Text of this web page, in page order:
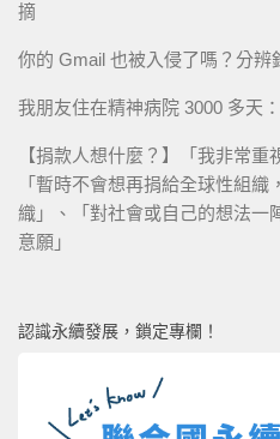
摘
你的 Gmail 也被入侵了嗎？分辨
我朋友住在精神病院 3000 多天
【捐款人想什麼？】「我非常重
「暫時不會想再捐給全球性組
織」、「對社會或自己的想法一
意願」
認識永續發展，鎖定專欄！